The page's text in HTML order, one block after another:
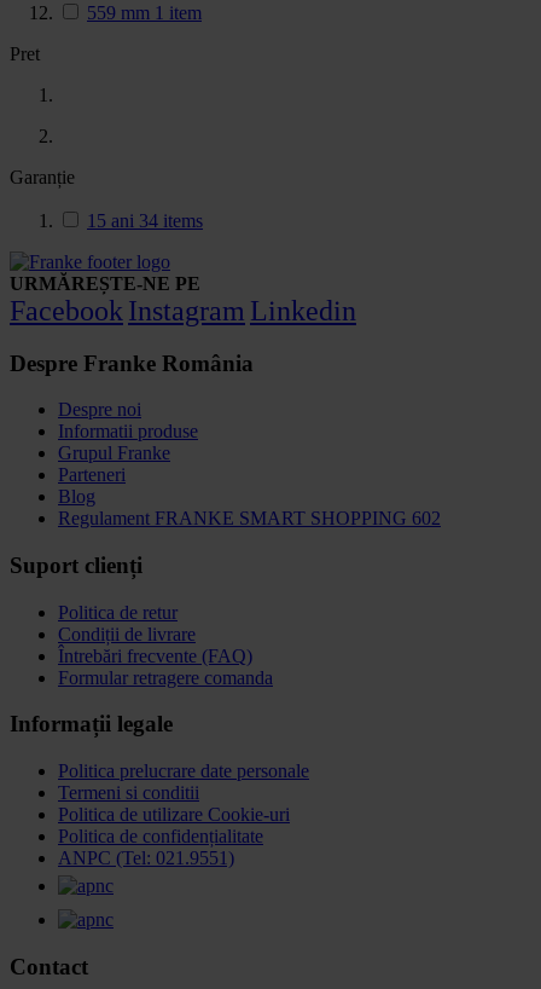
559 mm 1 item
Pret
Garanție
15 ani 34 items
URMĂREȘTE-NE PE
Facebook Instagram Linkedin
Despre Franke România
Despre noi
Informatii produse
Grupul Franke
Parteneri
Blog
Regulament FRANKE SMART SHOPPING 602
Suport clienți
Politica de retur
Condiții de livrare
Întrebări frecvente (FAQ)
Formular retragere comanda
Informații legale
Politica prelucrare date personale
Termeni si conditii
Politica de utilizare Cookie-uri
Politica de confidențialitate
ANPC (Tel: 021.9551)
Contact